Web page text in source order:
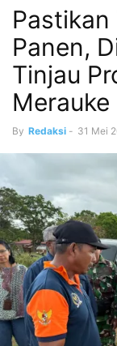
Pastikan
Panen,
Tinjau
Merauke
By Redaksi - 31 Mei